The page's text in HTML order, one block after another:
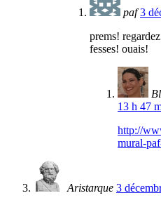
paf 3
prems!
fesses! ouais!
13 h 47
http://
mural-
Aristarque 3